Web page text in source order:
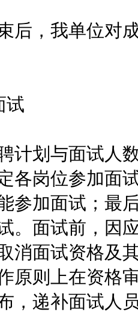
，我单位对成
划与面试人数
各岗位参加面
参加面试；最
。面试前，因
消面试资格及
原则上在资格
，递补面试人